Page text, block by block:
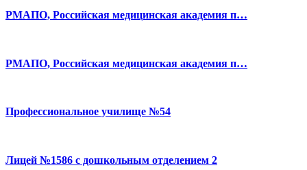
РМАПО, Российская медицинская академия п…
РМАПО, Российская медицинская академия п…
Профессиональное училище №54
Лицей №1586 с дошкольным отделением 2